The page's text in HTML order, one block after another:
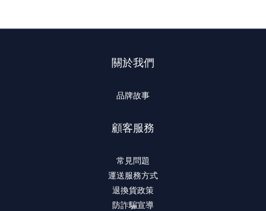
關於我們
品牌故事
顧客服務
常見問題
運送服務方式
退換貨政策
防詐騙宣導